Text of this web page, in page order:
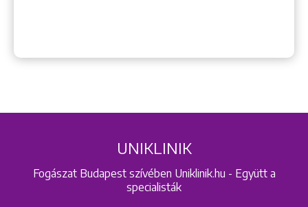
UNIKLINIK
Fogászat Budapest szívében Uniklinik.hu - Együtt a
specialisták